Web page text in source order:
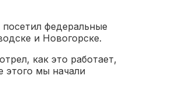
федеральные
и Новогорске.
как это работает,
этого мы начали